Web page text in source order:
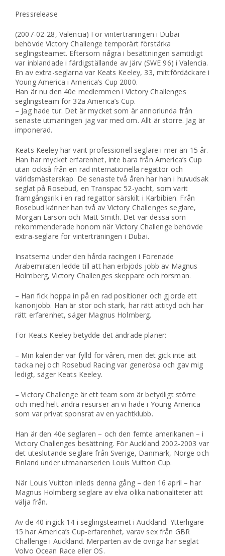
Pressrelease
(2007-02-28, Valencia) För vinterträningen i Dubai
behövde Victory Challenge temporärt förstärka
seglingsteamet. Eftersom några i besättningen samtidigt
var inblandade i färdigställande av Järv (SWE 96) i Valencia.
En av extra-seglarna var Keats Keeley, 33, mittfördäckare i
Young America i America’s Cup 2000.
Han är nu den 40e medlemmen i Victory Challenges
seglingsteam för 32a America’s Cup.
– Jag hade tur. Det är mycket som är annorlunda från
senaste utmaningen jag var med om. Allt är större. Jag är
imponerad.
Keats Keeley har varit professionell seglare i mer än 15 år.
Han har mycket erfarenhet, inte bara från America’s Cup
utan också från en rad internationella regattor och
världsmästerskap. De senaste två åren har han i huvudsak
seglat på Rosebud, en Transpac 52-yacht, som varit
framgångsrik i en rad regattor särskilt i Karbibien. Från
Rosebud känner han två av Victory Challenges seglare,
Morgan Larson och Matt Smith. Det var dessa som
rekommenderade honom när Victory Challenge behövde
extra-seglare för vinterträningen i Dubai.
Insatserna under den hårda racingen i Förenade
Arabemiraten ledde till att han erbjöds jobb av Magnus
Holmberg, Victory Challenges skeppare och rorsman.
– Han fick hoppa in på en rad positioner och gjorde ett
kanonjobb. Han är stor och stark, har rätt attityd och har
rätt erfarenhet, säger Magnus Holmberg.
För Keats Keeley betydde det ändrade planer:
– Min kalender var fylld för våren, men det gick inte att
tacka nej och Rosebud Racing var generösa och gav mig
ledigt, säger Keats Keeley.
– Victory Challenge är ett team som är betydligt större
och med helt andra resurser än vi hade i Young America
som var privat sponsrat av en yachtklubb.
Han är den 40e seglaren – och den femte amerikanen – i
Victory Challenges besättning. För Auckland 2002-2003 var
det uteslutande seglare från Sverige, Danmark, Norge och
Finland under utmanarserien Louis Vuitton Cup.
När Louis Vuitton inleds denna gång – den 16 april – har
Magnus Holmberg seglare av elva olika nationaliteter att
välja från.
Av de 40 ingick 14 i seglingsteamet i Auckland. Ytterligare
15 har America’s Cup-erfarenhet, varav sex från GBR
Challenge i Auckland. Merparten av de övriga har seglat
Volvo Ocean Race eller OS.